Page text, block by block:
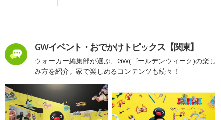
GWイベント・おでかけトピックス【関東】
ウォーカー編集部が選ぶ、GW(ゴールデンウィーク)の楽し
み方を紹介。家で楽しめるコンテンツも続々！